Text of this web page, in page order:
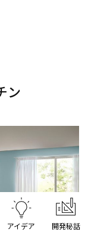
アイデア 開発秘話
ン